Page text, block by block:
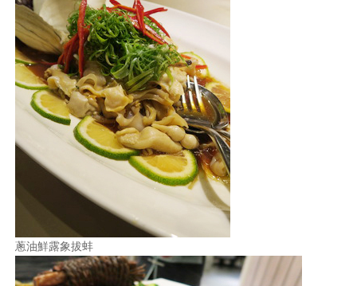
蔥油鮮露象拔蚌